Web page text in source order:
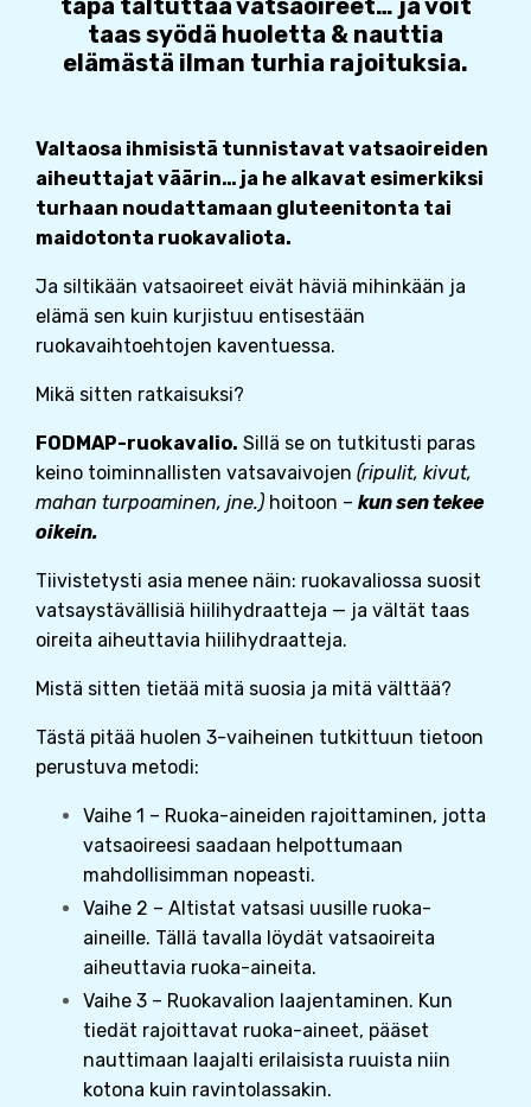
tapa taltuttaa vatsaoireet… ja voit
taas syödä huoletta & nauttia
elämästä ilman turhia rajoituksia.
Valtaosa ihmisistä tunnistavat vatsaoireiden
aiheuttajat väärin… ja he alkavat esimerkiksi
turhaan noudattamaan gluteenitonta tai
maidotonta ruokavaliota.
Ja siltikään vatsaoireet eivät häviä mihinkään ja
elämä sen kuin kurjistuu entisestään
ruokavaihtoehtojen kaventuessa.
Mikä sitten ratkaisuksi?
FODMAP-ruokavalio. Sillä se on tutkitusti paras
keino toiminnallisten vatsavaivojen (ripulit, kivut,
mahan turpoaminen, jne.) hoitoon – kun sen tekee
oikein.
Tiivistetysti asia menee näin: ruokavaliossa suosit
vatsaystävällisiä hiilihydraatteja — ja vältät taas
oireita aiheuttavia hiilihydraatteja.
Mistä sitten tietää mitä suosia ja mitä välttää?
Tästä pitää huolen 3-vaiheinen tutkittuun tietoon
perustuva metodi:
Vaihe 1 – Ruoka-aineiden rajoittaminen, jotta
vatsaoireesi saadaan helpottumaan
mahdollisimman nopeasti.
Vaihe 2 – Altistat vatsasi uusille ruoka-
aineille. Tällä tavalla löydät vatsaoireita
aiheuttavia ruoka-aineita.
Vaihe 3 – Ruokavalion laajentaminen. Kun
tiedät rajoittavat ruoka-aineet, pääset
nauttimaan laajalti erilaisista ruuista niin
kotona kuin ravintolassakin.